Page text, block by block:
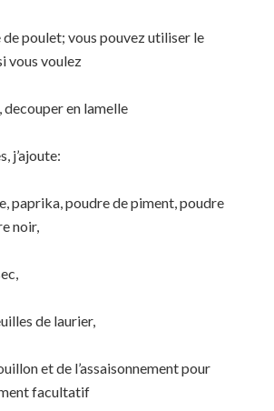
de poulet; vous pouvez utiliser le
vous voulez
decouper en lamelle
j’ajoute:
paprika, poudre de piment, poudre
noir,
de laurier,
et de l’assaisonnement pour
facultatif